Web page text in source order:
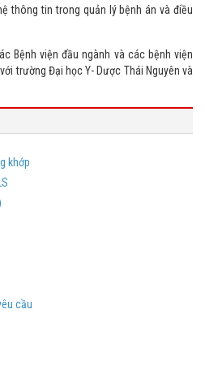
thông tin trong quản lý bệnh án và điều
Bệnh viện đầu ngành và các bệnh viện
trường Đại học Y- Dược Thái Nguyên và
khớp
cầu